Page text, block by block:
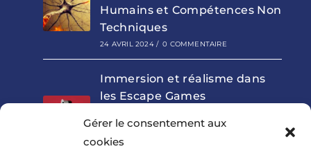
Gérer le consentement aux
cookies
Humains et Compétences Non
Techniques
24 AVRIL 2024 / 0 COMMENTAIRE
Immersion et réalisme dans
les Escape Games
la formation aux Facteurs
Humains